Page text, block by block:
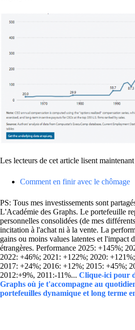
Les lecteurs de cet article lisent maintenant
Comment en finir avec le chômage
PS: Tous mes investissements sont
L'Académie des Graphs. Le portefeuille
personnelles consolidées (de mes
incitation à l'achat ni à la vente. La
gains ou moins values latentes et l'impact
étrangères. Performance 2025: +145%;
2022: +46%; 2021: +122%; 2020:
2017: +24%; 2016: +12%; 2015: +45%;
2012:+9%, 2011:-11%... Clique-ici pour
Graphs où je t'accompagne au
portefeuilles dynamique et long terme